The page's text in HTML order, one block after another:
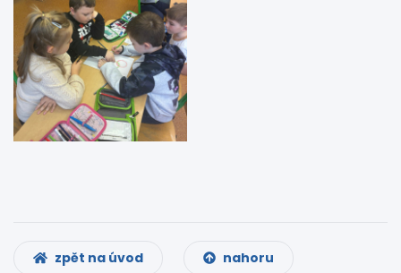
zpět na úvod nahoru